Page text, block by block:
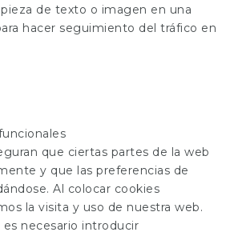
de texto o imagen en una
hacer seguimiento del tráfico en
que ciertas partes de la web
y que las preferencias de
Al colocar cookies
la visita y uso de nuestra web.
necesario introducir